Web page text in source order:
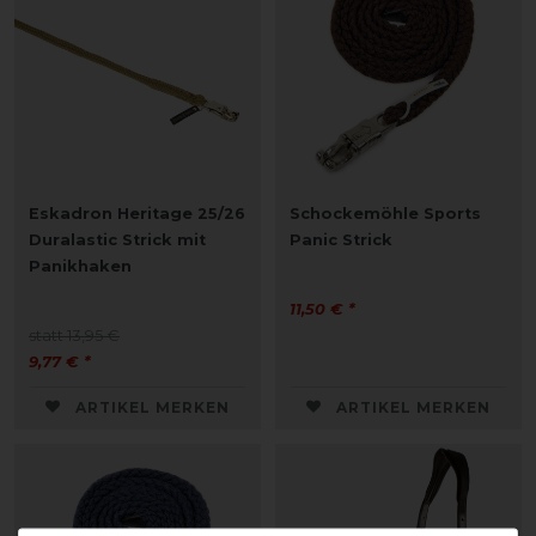
Eskadron Heritage 25/26
Duralastic Strick mit
Panikhaken
9,77 € *
ARTIKEL MERKEN
Schockemöhle Sports
Panic Strick
11,50 € *
ARTIKEL MERKEN